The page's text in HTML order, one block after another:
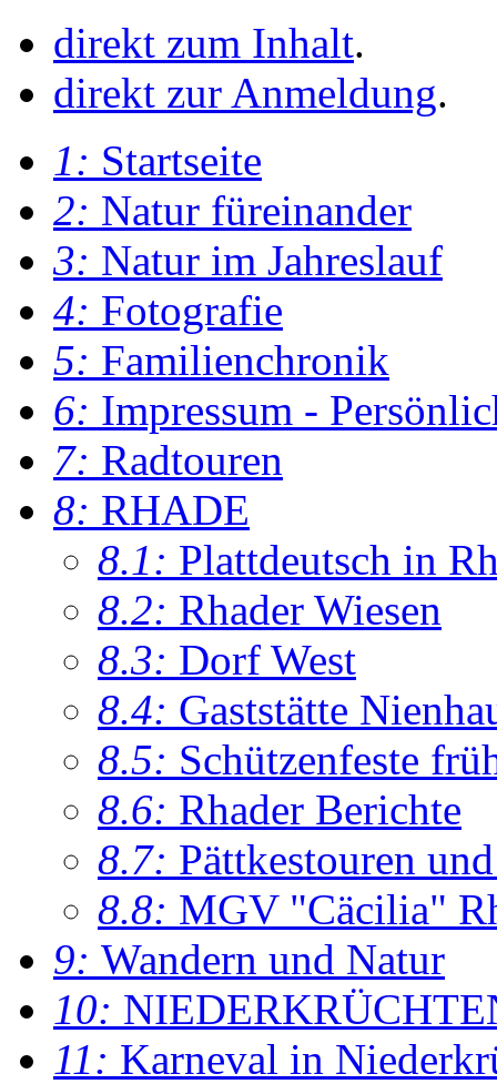
direkt zum Inhalt.
direkt zur Anmeldung.
1: Startseite
2: Natur füreinander
3: Natur im Jahreslauf
4: Fotografie
5: Familienchronik
6: Impressum -
7: Radtouren
8: RHADE
8.1: Plattdeutsch in
8.2: Rhader Wiesen
8.3: Dorf West
8.4: Gaststätte
8.5: Schützenfeste
8.6: Rhader Berichte
8.7: Pättkestouren
8.8: MGV "Cäcilia"
9: Wandern und Natur
10:
11: Karneval in